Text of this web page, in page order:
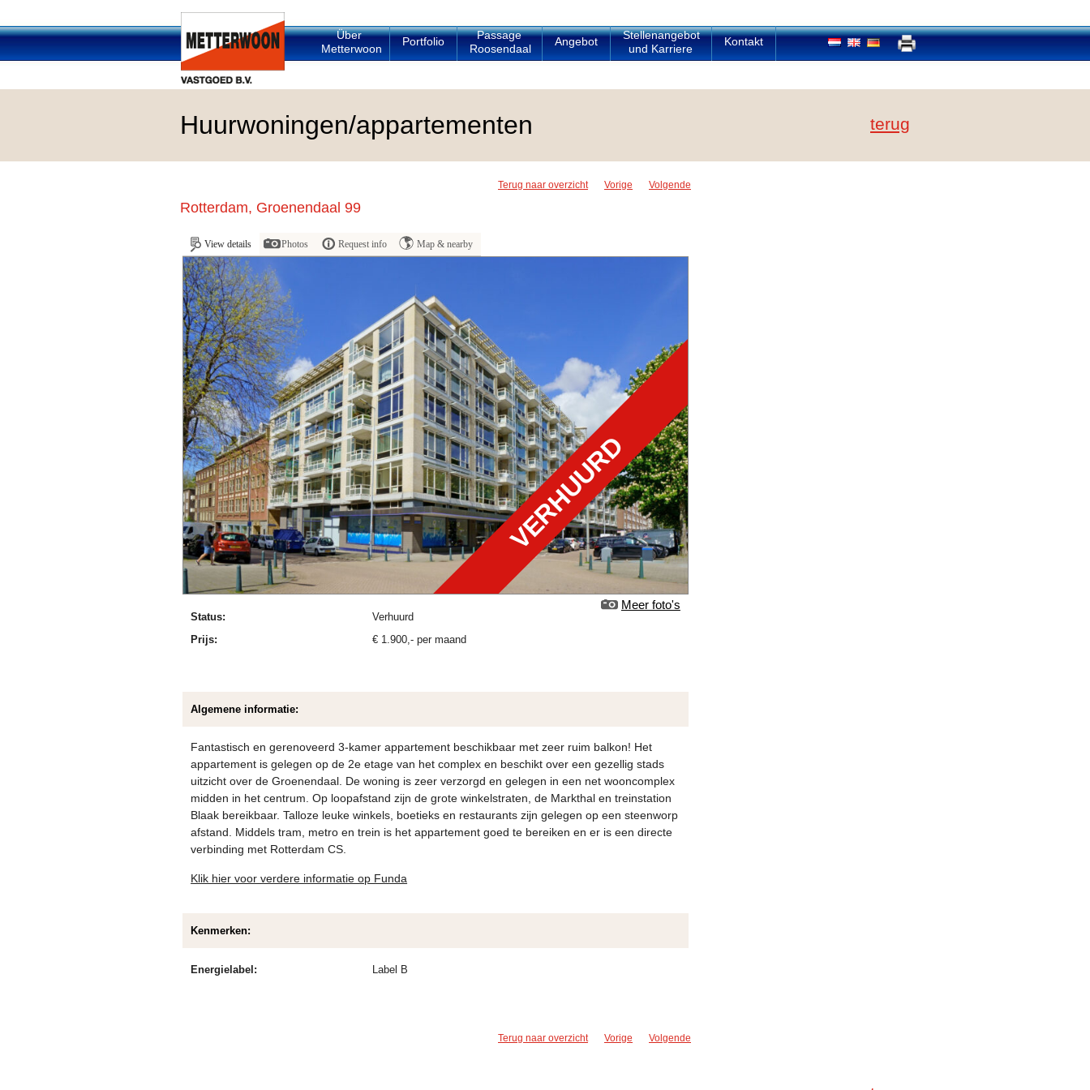
Über
Metterwoon
Portfolio
Passage
Roosendaal
Angebot
Stellenangebot
und Karriere
Kontakt
Huurwoningen/appartementen terug
Terug naar overzicht Vorige Volgende
Rotterdam, Groenendaal 99
View details Photos Request info Map & nearby
VERHUURD
Meer foto's
Status:
verhuurd
Prijs:
€ 1.900 ,- per maand
Algemene informatie:
Fantastisch en gerenoveerd 3-kamer appartement beschikbaar met zeer ruim balkon! Het
appartement is gelegen op de 2e etage van het complex en beschikt over een gezellig stads
uitzicht over de Groenendaal. De woning is zeer verzorgd en gelegen in een net wooncomplex
midden in het centrum. Op loopafstand zijn de grote winkelstraten, de Markthal en treinstation
Blaak bereikbaar. Talloze leuke winkels, boetieks en restaurants zijn gelegen op een steenworp
afstand. Middels tram, metro en trein is het appartement goed te bereiken en er is een directe
verbinding met Rotterdam CS.
Klik hier voor verdere informatie op Funda
Kenmerken:
Energielabel: Label B
Terug naar overzicht Vorige Volgende